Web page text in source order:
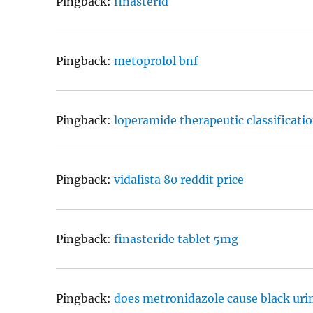
Pingback:metoprolol bnf
Pingback:loperamide therapeutic
Pingback:vidalista 80 reddit price
Pingback:finasteride tablet 5mg
Pingback:does metronidazole cause black